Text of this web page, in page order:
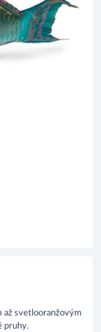
až svetlooranžovým
pruhy.